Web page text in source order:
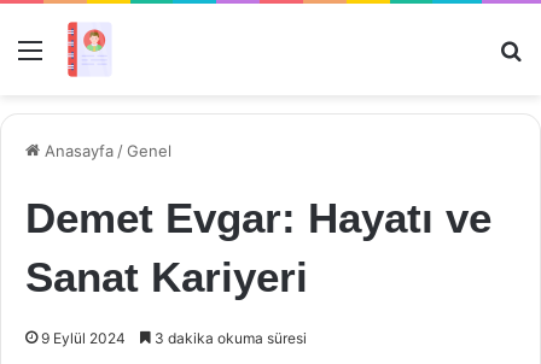
Menü
Anasayfa /Genel
Demet Evgar: Hayatı ve
Sanat Kariyeri
9 Eylül 2024 3 dakika okuma süresi